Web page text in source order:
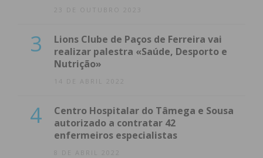
23 DE OUTUBRO 2023
3
Lions Clube de Paços de Ferreira vai
realizar palestra «Saúde, Desporto e
Nutrição»
14 DE ABRIL 2022
4
Centro Hospitalar do Tâmega e Sousa
autorizado a contratar 42
enfermeiros especialistas
8 DE ABRIL 2022